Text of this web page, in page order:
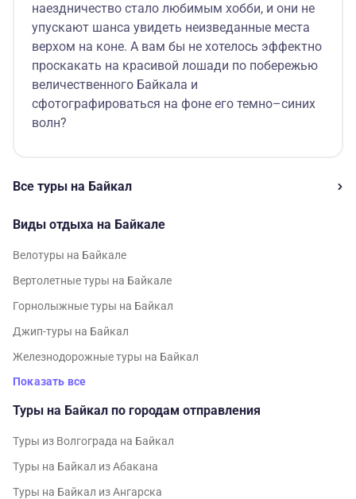
наездничество стало любимым хобби, и они не
упускают шанса увидеть неизведанные места
верхом на коне. А вам бы не хотелось эффектно
проскакать на красивой лошади по побережью
величественного Байкала и
сфотографироваться на фоне его темно–синих
волн?
Все туры на Байкал
Виды отдыха на Байкале
Велотуры на Байкале
Вертолетные туры на Байкале
Горнолыжные туры на Байкал
Джип-туры на Байкал
Железнодорожные туры на Байкал
Показать все
Туры на Байкал по городам отправления
Туры из Волгограда на Байкал
Туры на Байкал из Абакана
Туры на Байкал из Ангарска